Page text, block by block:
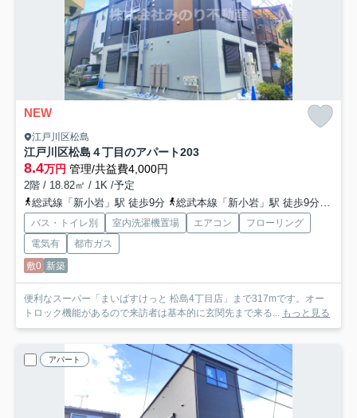
NEW
江戸川区松島
江戸川区松島４丁目のアパート203
8.4万円 管理/共益費4,000円
2階 / 18.82㎡ / 1K /予定
総武線「新小岩」駅 徒歩9分
総武本線「新小岩」駅 徒歩9分
バス・トイレ別 室内洗濯機置場 エアコン
フローリング
電気有
都市ガス
敷0 新築
便利なスーパー「まいばすけっと 松島4丁目店」まで317mです。オー
トロック機能があるので来訪者は基本的に玄関先まで来る...
もっと見る
アパート